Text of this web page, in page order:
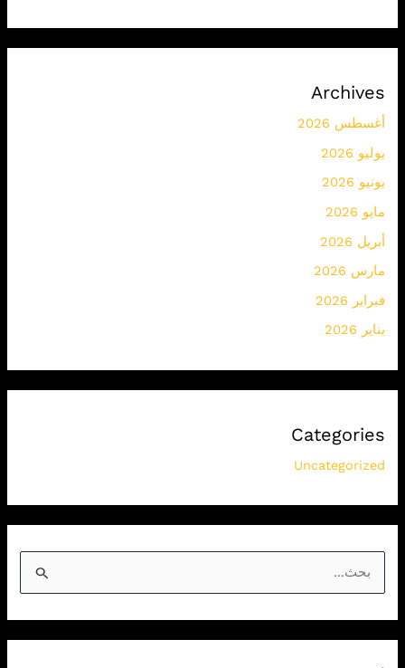
Archives
أغسطس 2026
يوليو 2026
يونيو 2026
مايو 2026
أبريل 2026
مارس 2026
فبراير 2026
يناير 2026
Categories
Uncategorized